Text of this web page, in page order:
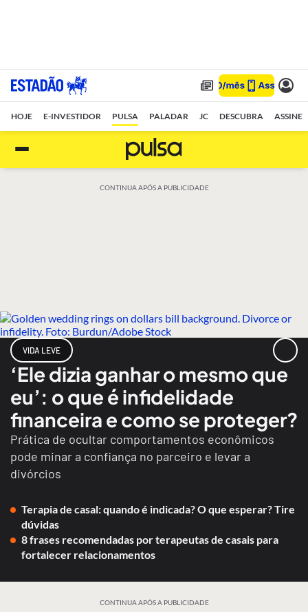
HOJE E-INVESTIDOR PULSA PALADAR JC DESCUBRA ASSINE
CONTINUA APÓS A PUBLICIDADE
VIDA LEVE
‘Ele dizia ganhar o mesmo que
eu’: o que é infidelidade
financeira e como se proteger?
Prática de ocultar comportamentos econômicos
pode minar a confiança no parceiro e levar a
divórcios
Terapia de casal: quando é indicada? O que esperar? Tire
dúvidas
8 frases recomendadas por terapeutas de casais para
fortalecer relacionamentos
CONTINUA APÓS A PUBLICIDADE